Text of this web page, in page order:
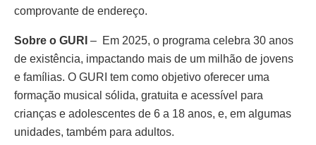
comprovante de endereço.
Sobre o GURI – Em 2025, o programa celebra 30 anos
de existência, impactando mais de um milhão de jovens
e famílias. O GURI tem como objetivo oferecer uma
formação musical sólida, gratuita e acessível para
crianças e adolescentes de 6 a 18 anos, e, em algumas
unidades, também para adultos.